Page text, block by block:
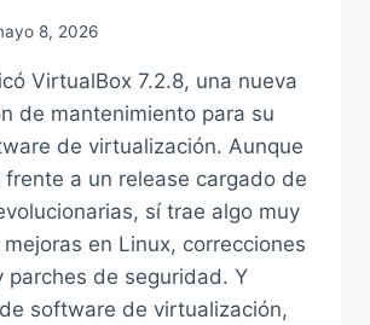
8, 2026
VirtualBox 7.2.8, una nueva
de mantenimiento para su
de virtualización. Aunque
frente a un release cargado de
sí trae algo muy
en Linux, correcciones
parches de seguridad. Y
software de virtualización,